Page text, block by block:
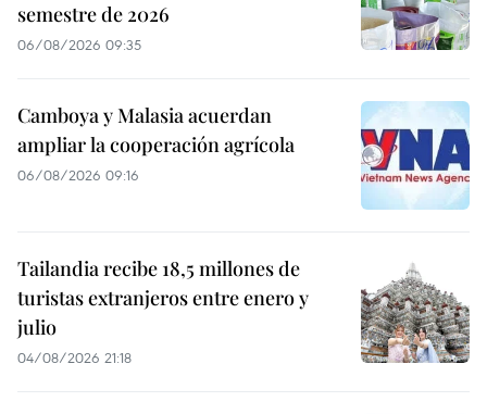
semestre de 2026
06/08/2026 09:35
Camboya y Malasia acuerdan
ampliar la cooperación agrícola
06/08/2026 09:16
Tailandia recibe 18,5 millones de
turistas extranjeros entre enero y
julio
04/08/2026 21:18